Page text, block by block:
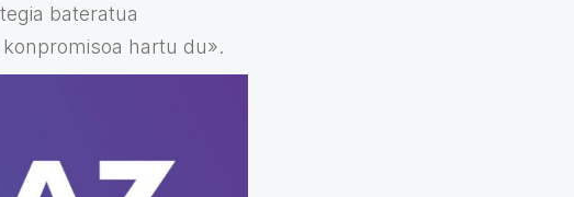
bateratua
hartu du».